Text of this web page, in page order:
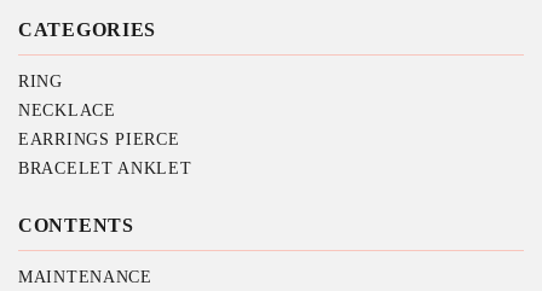
CATEGORIES
RING
NECKLACE
EARRINGS PIERCE
BRACELET ANKLET
CONTENTS
MAINTENANCE